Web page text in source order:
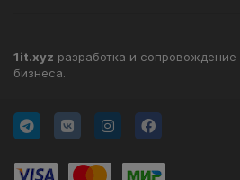
1it.xyz разработка и
бизнеса.